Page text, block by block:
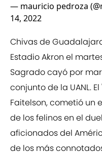
— mauricio pedroza
14, 2022
Chivas de
Estadio Akron el
Sagrado cayó por
conjunto de la UANL.
Faitelson, cometió un
de los felinos en el
aficionados del
de los más